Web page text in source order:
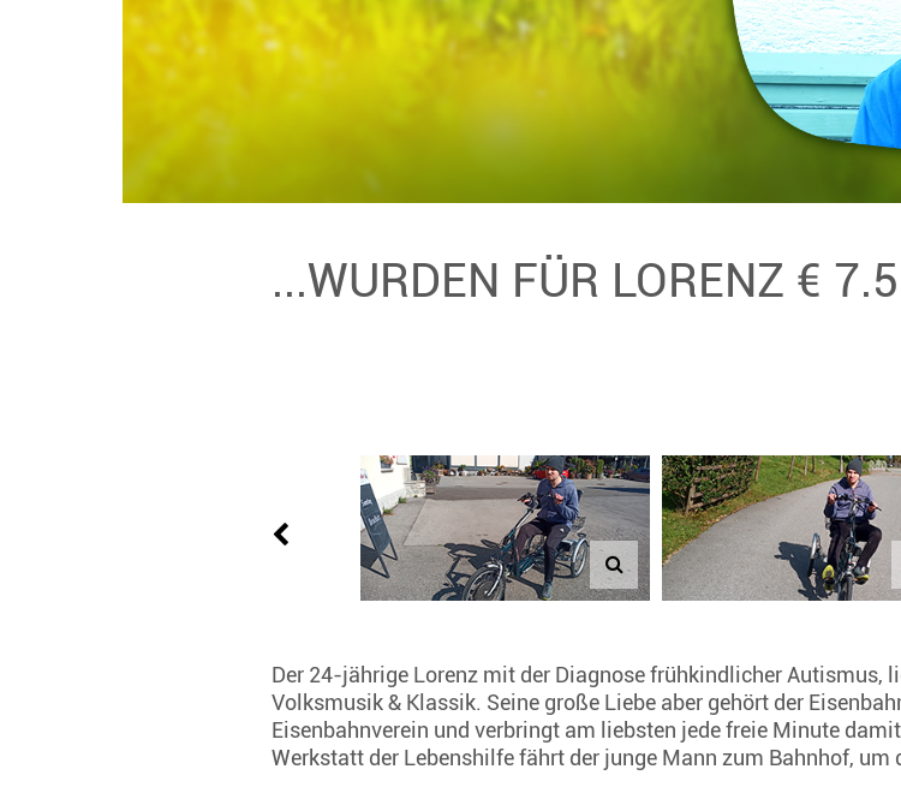
...WURDEN FÜR LORENZ €
Der 24-jährige Lorenz mit der Diagnose frühkindlicher Autismus,
Volksmusik & Klassik. Seine große Liebe aber gehört der
Eisenbahnverein und verbringt am liebsten jede freie Minute
Werkstatt der Lebenshilfe fährt der junge Mann zum Bahnhof, um